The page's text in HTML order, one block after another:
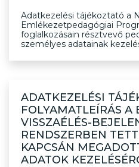
Adatkezelési tájékoztató a
Emlékezetpedagógiai
foglalkozásain résztvevő
személyes adatainak
ADATKEZELÉSI
FOLYAMATLEÍRÁS A
VISSZAÉLÉS-
RENDSZERBEN
KAPCSÁN
ADATOK